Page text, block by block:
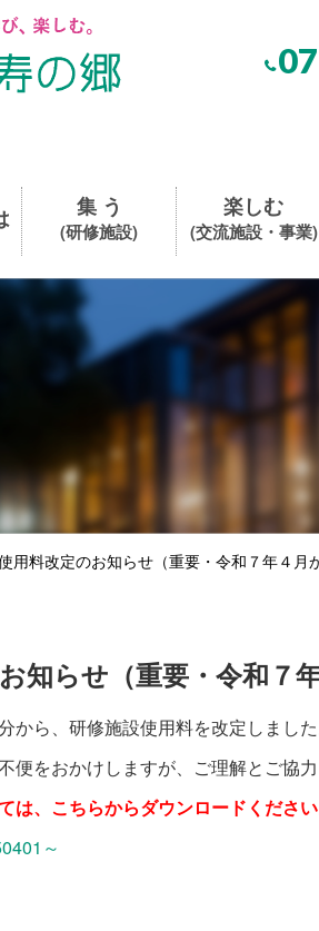
集 う
(研修施設)
楽しむ
(交流施設・事業)
用料改定のお知らせ（重要・令和７年４月
知らせ（重要・令和７
から、研修施設使用料を改定しました
便をおかけしますが、ご理解とご協力
、こちらからダウンロードください
～